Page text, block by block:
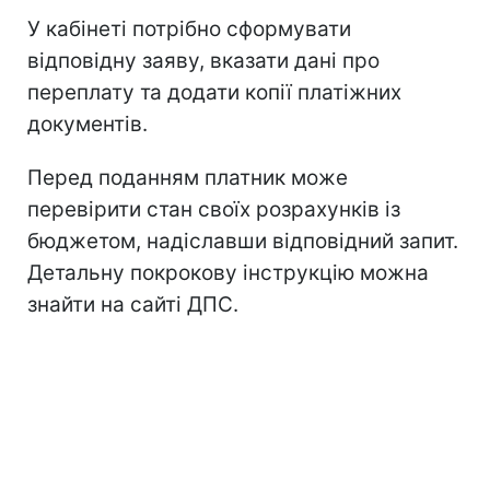
У кабінеті потрібно сформувати
відповідну заяву, вказати дані про
переплату та додати копії платіжних
документів.
Перед поданням платник може
перевірити стан своїх розрахунків із
бюджетом, надіславши відповідний запит.
Детальну покрокову інструкцію можна
знайти на сайті ДПС.